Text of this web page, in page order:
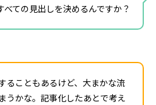
べての見出しを決めるんですか？
ることもあるけど、大まかな流
うかな。記事化したあとで考え